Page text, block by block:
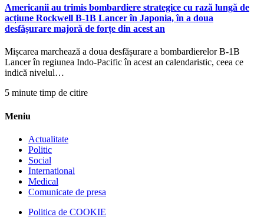
Americanii au trimis bombardiere strategice cu rază lungă de
acțiune Rockwell B-1B Lancer în Japonia, în a doua
desfășurare majoră de forțe din acest an
Mișcarea marchează a doua desfășurare a bombardierelor B-1B
Lancer în regiunea Indo-Pacific în acest an calendaristic, ceea ce
indică nivelul…
5 minute timp de citire
Meniu
Actualitate
Politic
Social
International
Medical
Comunicate de presa
Politica de COOKIE